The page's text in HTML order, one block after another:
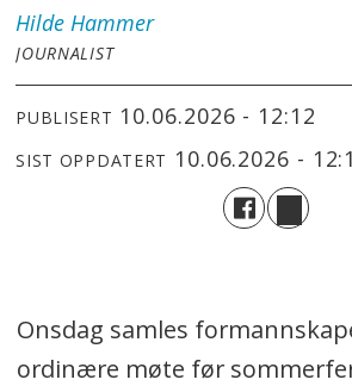
Hilde Hammer
JOURNALIST
PUBLISERT 10.06.2026 - 12:12
SIST OPPDATERT 10.06.2026 -
Onsdag samles
ordinære møte før